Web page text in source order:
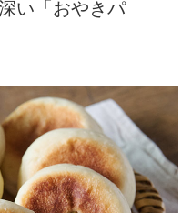
い「おやきパ